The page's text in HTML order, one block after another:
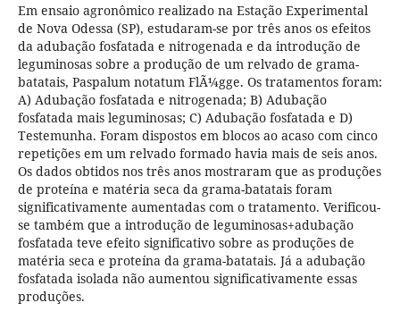
Em ensaio agronômico realizado na Estação Experimental
de Nova Odessa (SP), estudaram-se por três anos os efeitos
da adubação fosfatada e nitrogenada e da introdução de
leguminosas sobre a produção de um relvado de grama-
batatais, Paspalum notatum FlÃ¼gge. Os tratamentos foram:
A) Adubação fosfatada e nitrogenada; B) Adubação
fosfatada mais leguminosas; C) Adubação fosfatada e D)
Testemunha. Foram dispostos em blocos ao acaso com cinco
repetições em um relvado formado havia mais de seis anos.
Os dados obtidos nos três anos mostraram que as produções
de proteína e matéria seca da grama-batatais foram
significativamente aumentadas com o tratamento. Verificou-
se também que a introdução de leguminosas+adubação
fosfatada teve efeito significativo sobre as produções de
matéria seca e proteína da grama-batatais. Já a adubação
fosfatada isolada não aumentou significativamente essas
produções.